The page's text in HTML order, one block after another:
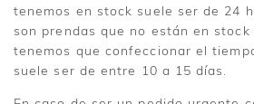
tenemos en stock suele ser de 24
son prendas que no están en stock
tenemos que confeccionar el
suele ser de entre 10 a 15 días.